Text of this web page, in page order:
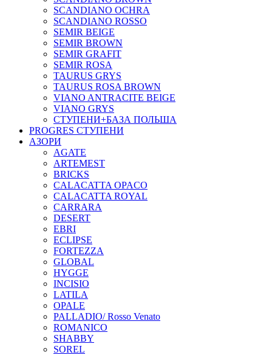
SCANDIANO OCHRA
SCANDIANO ROSSO
SEMIR BEIGE
SEMIR BROWN
SEMIR GRAFIT
SEMIR ROSA
TAURUS GRYS
TAURUS ROSA BROWN
VIANO ANTRACITE BEIGE
VIANO GRYS
СТУПЕНИ+БАЗА ПОЛЬША
PROGRES СТУПЕНИ
АЗОРИ
AGATE
ARTEMEST
BRICKS
CALACATTA OPACO
CALACATTA ROYAL
CARRARA
DESERT
EBRI
ECLIPSE
FORTEZZA
GLOBAL
HYGGE
INCISIO
LATILA
OPALE
PALLADIO/ Rosso Venato
ROMANICO
SHABBY
SOREL